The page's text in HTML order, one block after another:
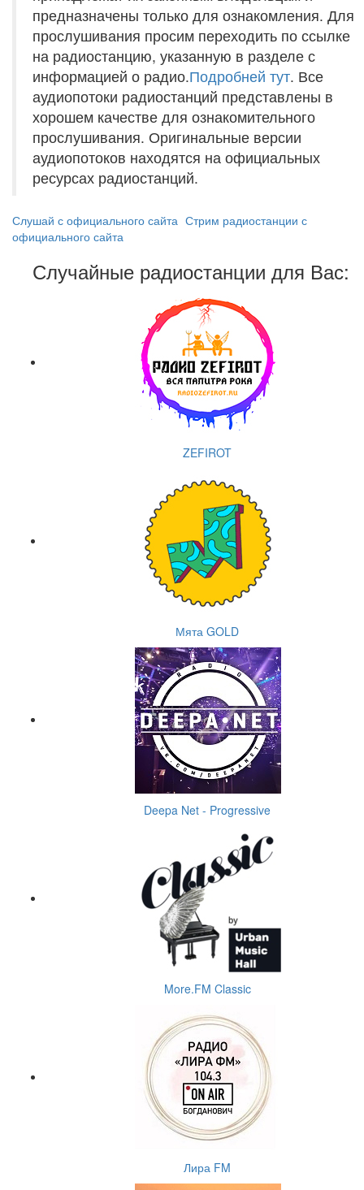
предназначены только для ознакомления. Для
прослушивания просим переходить по ссылке
на радиостанцию, указанную в разделе с
информацией о радио.Подробней тут. Все
аудиопотоки радиостанций представлены в
хорошем качестве для ознакомительного
прослушивания. Оригинальные версии
аудиопотоков находятся на официальных
ресурсах радиостанций.
Слушай с официального сайта Стрим радиостанции с
официального сайта
Случайные радиостанции для Вас:
ZEFIROT
Мята GOLD
Deepa Net - Progressive
More.FM Classic
Лира FM